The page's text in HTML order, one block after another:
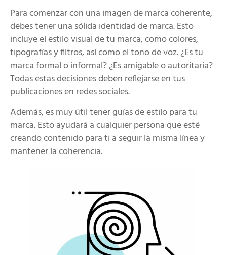
Para comenzar con una imagen de marca coherente,
debes tener una sólida identidad de marca. Esto
incluye el estilo visual de tu marca, como colores,
tipografías y filtros, así como el tono de voz. ¿Es tu
marca formal o informal? ¿Es amigable o autoritaria?
Todas estas decisiones deben reflejarse en tus
publicaciones en redes sociales.
Además, es muy útil tener guías de estilo para tu
marca. Esto ayudará a cualquier persona que esté
creando contenido para ti a seguir la misma línea y
mantener la coherencia.